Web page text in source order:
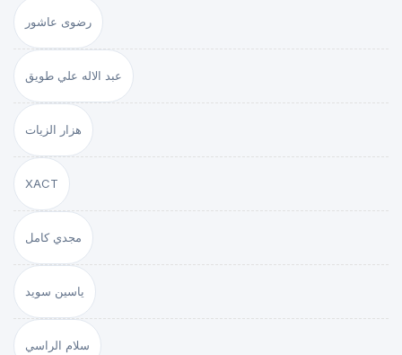
رضوى عاشور
عبد الاله علي طويق
هزار الزيات
XACT
مجدي كامل
ياسين سويد
سلام الراسي